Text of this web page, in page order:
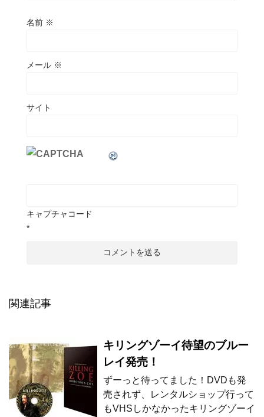
名前 ※
メール ※
サイト
キャプチャコード
*
関連記事
キリングゾーイ待望のブルー
レイ発売！
ずーっと待ってました！DVDも発
売されず、レンタルショップ行って
もVHSしかなかったキリングゾーイ